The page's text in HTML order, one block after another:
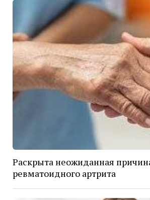
Раскрыта неожиданная
ревматоидного артрита